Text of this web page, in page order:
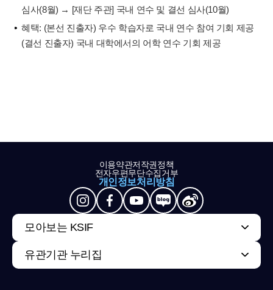
심사(8월) → [재단 주관] 국내 연수 및 결선 심사(10월)
혜택: (본선 진출자) 우수 학습자로 국내 연수 참여 기회 제공
(결선 진출자) 국내 대학에서의 어학 연수 기회 제공
이용약관저작권정책
전자우편무단수집거부
개인정보처리방침
모아보는 KSIF
유관기관 누리집